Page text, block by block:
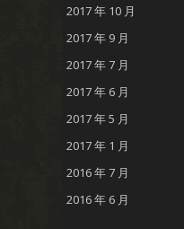
2017 年 10 月
2017 年 9 月
2017 年 7 月
2017 年 6 月
2017 年 5 月
2017 年 1 月
2016 年 7 月
2016 年 6 月